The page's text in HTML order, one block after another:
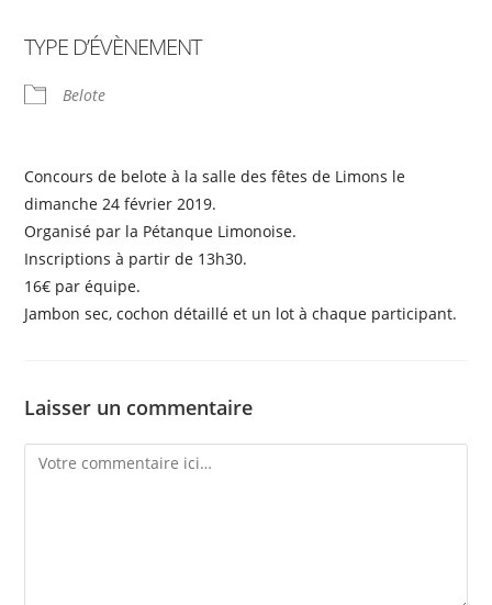
TYPE D’ÉVÈNEMENT
Belote
Concours de belote à la salle des fêtes de Limons le
dimanche 24 février 2019.
Organisé par la Pétanque Limonoise.
Inscriptions à partir de 13h30.
16€ par équipe.
Jambon sec, cochon détaillé et un lot à chaque participant.
Laisser un commentaire